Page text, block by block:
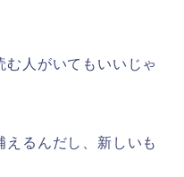
む人がいてもいいじゃ
えるんだし、新しいも